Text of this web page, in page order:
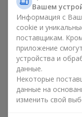
событий:
мягкие
цветы на день
коралловые —
вдохновения
белые пионы —
личного
варианта для
Выбирайте
Вашем
Информация с
cookie и
поставщикам.
приложение
устройства и
данные.
Некоторые
данные на
изменить свой